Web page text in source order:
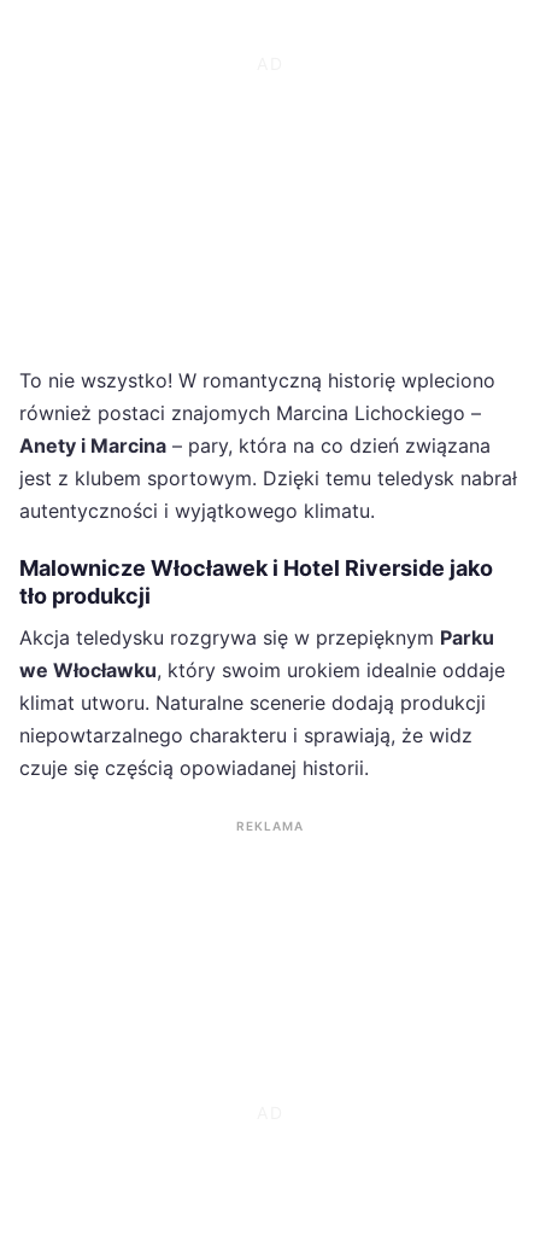
To nie wszystko! W romantyczną historię wpleciono
również postaci znajomych Marcina Lichockiego –
Anety i Marcina – pary, która na co dzień związana
jest z klubem sportowym. Dzięki temu teledysk nabrał
autentyczności i wyjątkowego klimatu.
Malownicze Włocławek i Hotel Riverside jako
tło produkcji
Akcja teledysku rozgrywa się w przepięknym Parku
we Włocławku, który swoim urokiem idealnie oddaje
klimat utworu. Naturalne scenerie dodają produkcji
niepowtarzalnego charakteru i sprawiają, że widz
czuje się częścią opowiadanej historii.
REKLAMA